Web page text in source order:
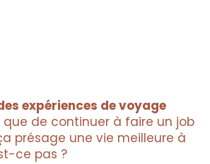
expériences de voyage
de continuer à faire un job
présage une vie meilleure à
ce pas ?